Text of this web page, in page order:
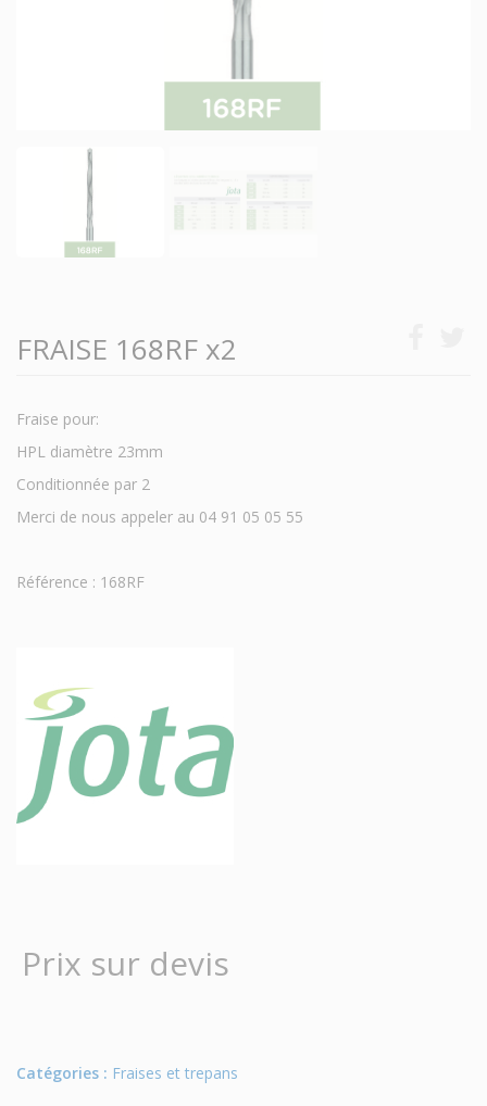
FRAISE 168RF x2
Fraise pour:
HPL diamètre 23mm
Conditionnée par 2
Merci de nous appeler au 04 91 05 05 55
Référence : 168RF
Prix sur devis
Catégories : Fraises et trepans